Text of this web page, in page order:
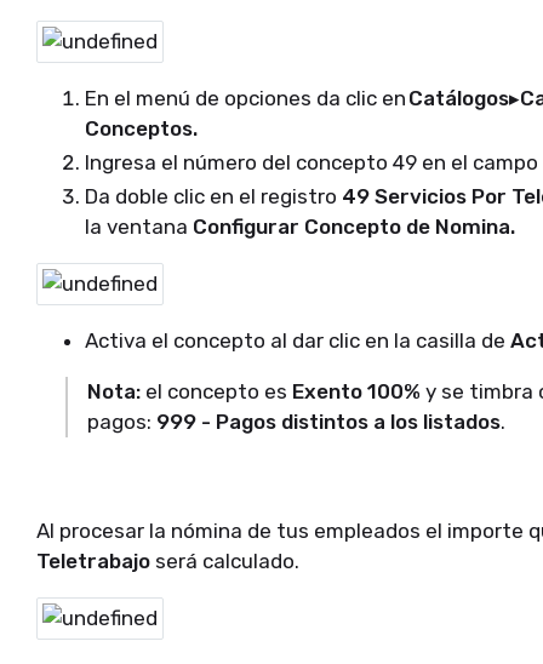
En el menú de opciones da clic en
Conceptos.
Ingresa el número del concepto 49 en el
Da doble clic en el registro 49 Servicios Por
la ventana Configurar Concepto de Nomina.
Activa el concepto al dar clic en la casilla de
Nota: el concepto es Exento 100% y se timbra
pagos: 999 - Pagos distintos a los listados.
Al procesar la nómina de tus empleados el importe
Teletrabajo será calculado.